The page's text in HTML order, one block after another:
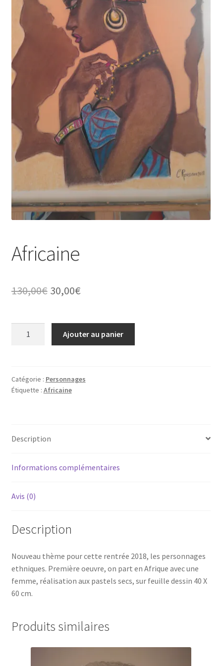
Tarifs
WPMS HTML Sitemap
Africaine
130,00€ Le
initial
était :
30,00€Le
actuel
est :
Ajouter au panier
Catégorie : Personnages
Étiquette : Africaine
Description
Informations complémentaires
Avis (0)
Description
Nouveau thème pour cette rentrée 2018, les personnages
ethniques. Première oeuvre, on part en Afrique avec une
femme, réalisation aux pastels secs, sur feuille dessin 40 X
60 cm.
Produits similaires